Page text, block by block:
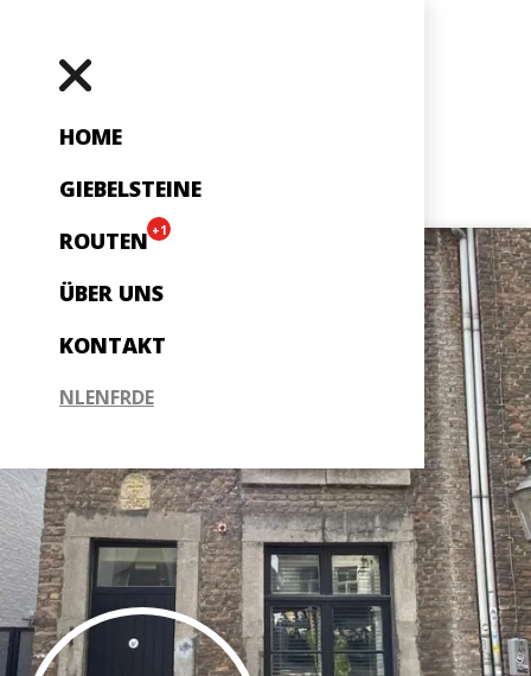
HOME
GIEBELSTEINE
ROUTEN +1
ÜBER UNS
KONTAKT
NLENFRDE